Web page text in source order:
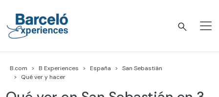
content
B.com B Experiences España
San Sebastián
Qué ver y hacer